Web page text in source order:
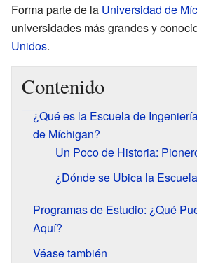
Forma parte de la Universidad de
universidades más grandes y
Unidos.
Contenido
¿Qué es la Escuela de
de Míchigan?
Un Poco de Historia:
¿Dónde se Ubica la
Programas de Estudio: ¿Qué
Aquí?
Véase también